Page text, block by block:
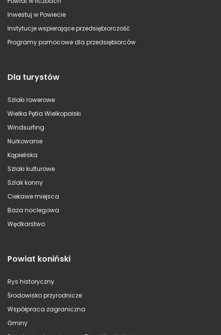
Inwestuj w Powiecie
Instytucje wspierające przedsiębiorczość
Programy pomocowe dla przedsiębiorców
Dla turystów
Szlaki rowerowe
Wielka Pętla Wielkopolski
Windsurfing
Nurkowanie
Kąpieliska
Szlaki kulturowe
Szlak konny
Ciekawe miejsca
Baza noclegowa
Wędkarstwo
Powiat koniński
Rys historyczny
Środowisko przyrodnicze
Współpraca zagraniczna
Gminy